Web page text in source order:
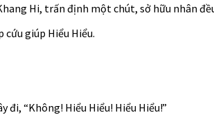
Hi, trấn định một chút, sở hữu nhân
giúp Hiểu Hiểu.
đi, “Không! Hiểu Hiểu! Hiểu Hiểu!”